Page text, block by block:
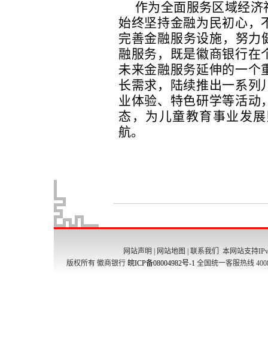
网站声明 网站地图 联系我们
本网站支持
版权所有 徽商银行 皖ICP备08004982号-1 全国统一客服热线